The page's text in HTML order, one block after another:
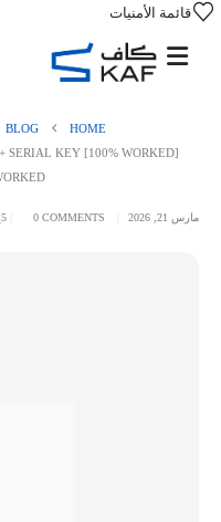
قائمة الأمنيات
HOME
BLOG
SERIAL KEY [100% WORKED]
مارس 21, 2026 0 COMMENTS